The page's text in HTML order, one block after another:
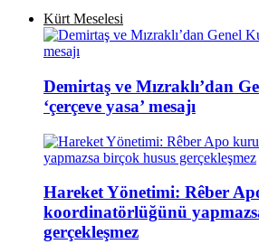
Kürt Meselesi
Demirtaş ve Mızraklı’dan
‘çerçeve yasa’ mesajı
Hareket Yönetimi: Rêber
koordinatörlüğünü
gerçekleşmez